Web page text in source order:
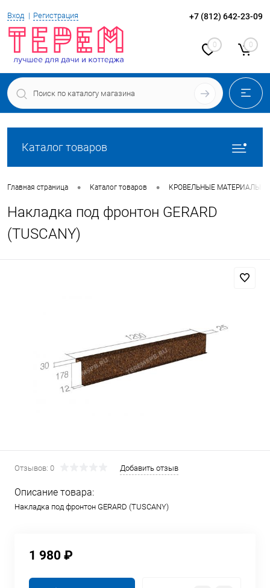
Вход Регистрация +7 (812) 642-23-09
0 0
Каталог товаров
Главная страница • Каталог товаров • КРОВЕЛЬНЫЕ МАТЕРИАЛЫ
Накладка под фронтон GERARD
(TUSCANY)
Отзывов: 0 Добавить отзыв
Описание товара:
Накладка под фронтон GERARD (TUSCANY)
1 980 ₽